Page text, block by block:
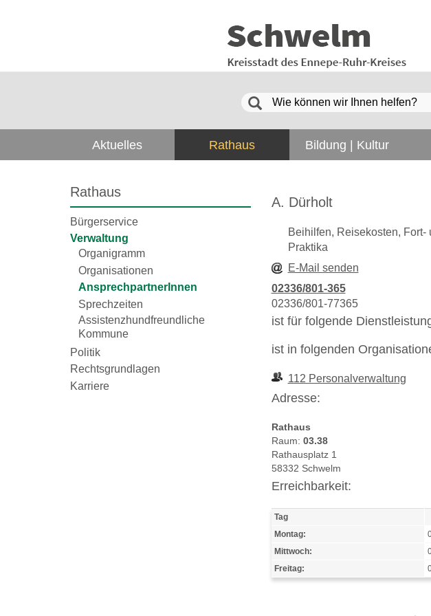
Aktuelles Rathaus Bildung | Kultur
Rathaus
Bürgerservice
Verwaltung
Organigramm
Organisationen
AnsprechpartnerInnen
Sprechzeiten
Assistenzhundfreundliche
Kommune
Politik
Rechtsgrundlagen
Karriere
A. Dürholt
Beihilfen, Reisekosten, Fort-
Praktika
E-Mail senden
02336/801-365
02336/801-77365
ist für folgende
ist in folgenden
112 Personalverwaltung
Adresse:
Rathaus
Raum: 03.38
Rathausplatz 1
58332 Schwelm
Erreichbarkeit:
Tag
Montag:
Mittwoch:
Freitag: